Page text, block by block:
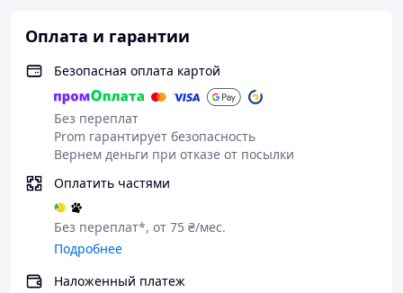
Оплата и гарантии
Безопасная оплата картой
Без переплат
Prom гарантирует безопасность
Вернем деньги при отказе от посылки
Оплатить частями
Без переплат*, от 75 ₴/мес.
Подробнее
Наложенный платеж